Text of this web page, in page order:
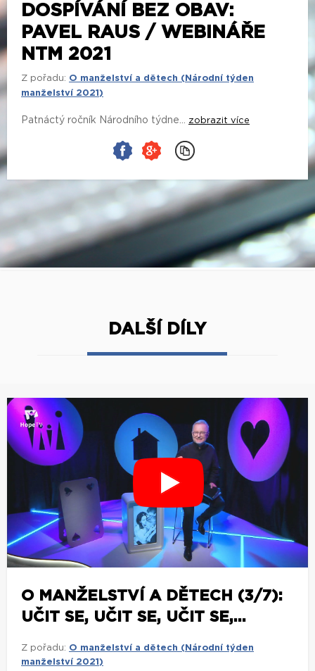
DOSPÍVÁNÍ BEZ OBAV:
PAVEL RAUS / WEBINÁŘE
NTM 2021
Z pořadu: O manželství a dětech (Národní týden
manželství 2021)
Patnáctý ročník Národního týdne... zobrazit více
DALŠÍ DÍLY
O MANŽELSTVÍ A DĚTECH (3/7):
UČIT SE, UČIT SE, UČIT SE,...
Z pořadu: O manželství a dětech (Národní týden
manželství 2021)